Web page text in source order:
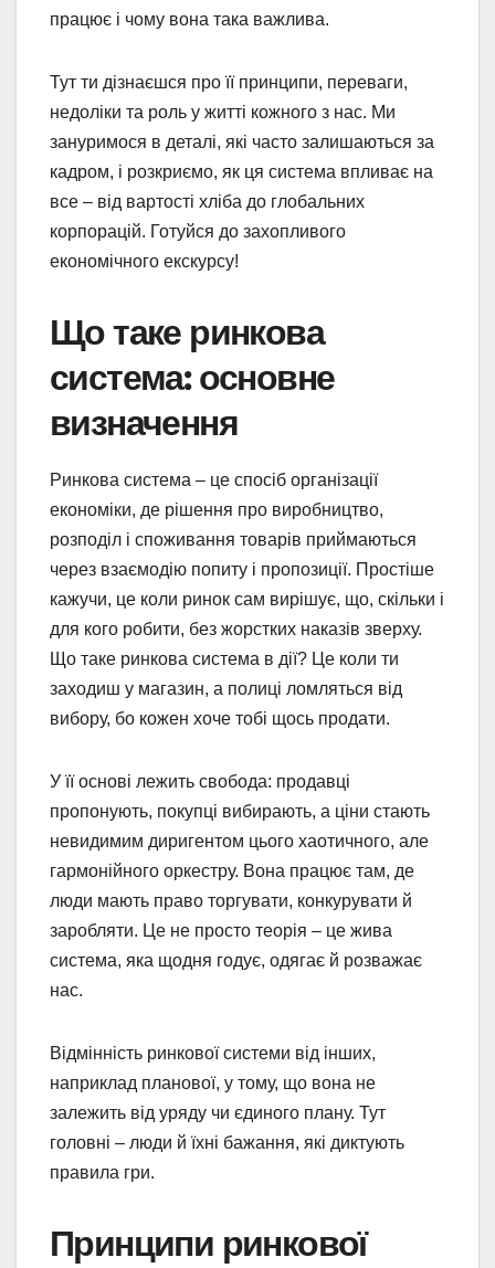
працює і чому вона така важлива.
Тут ти дізнаєшся про її принципи, переваги,
недоліки та роль у житті кожного з нас. Ми
зануримося в деталі, які часто залишаються за
кадром, і розкриємо, як ця система впливає на
все – від вартості хліба до глобальних
корпорацій. Готуйся до захопливого
економічного екскурсу!
Що таке ринкова
система: основне
визначення
Ринкова система – це спосіб організації
економіки, де рішення про виробництво,
розподіл і споживання товарів приймаються
через взаємодію попиту і пропозиції. Простіше
кажучи, це коли ринок сам вирішує, що, скільки і
для кого робити, без жорстких наказів зверху.
Що таке ринкова система в дії? Це коли ти
заходиш у магазин, а полиці ломляться від
вибору, бо кожен хоче тобі щось продати.
У її основі лежить свобода: продавці
пропонують, покупці вибирають, а ціни стають
невидимим диригентом цього хаотичного, але
гармонійного оркестру. Вона працює там, де
люди мають право торгувати, конкурувати й
заробляти. Це не просто теорія – це жива
система, яка щодня годує, одягає й розважає
нас.
Відмінність ринкової системи від інших,
наприклад планової, у тому, що вона не
залежить від уряду чи єдиного плану. Тут
головні – люди й їхні бажання, які диктують
правила гри.
Принципи ринкової